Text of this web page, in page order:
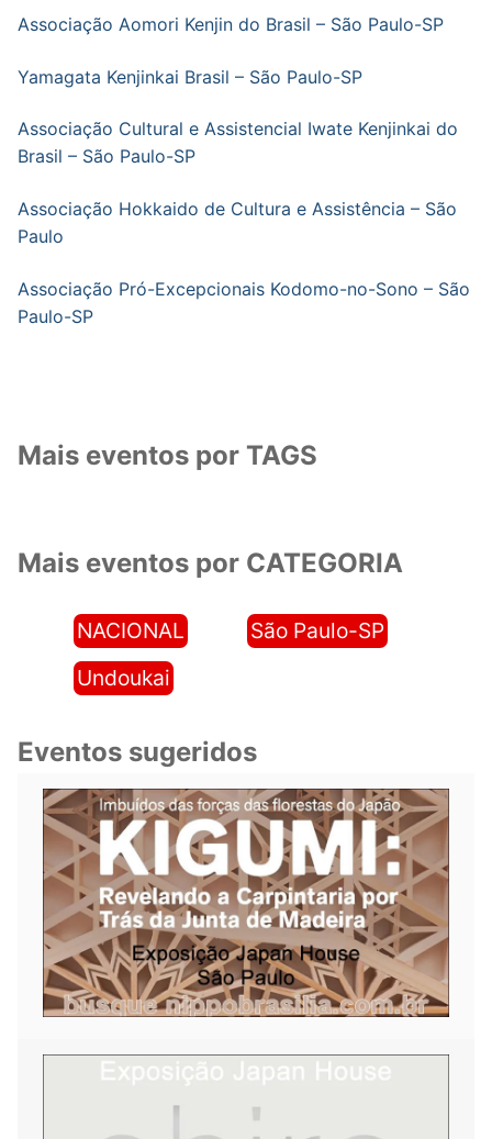
Associação Aomori Kenjin do Brasil – São Paulo-SP
Yamagata Kenjinkai Brasil – São Paulo-SP
Associação Cultural e Assistencial Iwate Kenjinkai do
Brasil – São Paulo-SP
Associação Hokkaido de Cultura e Assistência – São
Paulo
Associação Pró-Excepcionais Kodomo-no-Sono – São
Paulo-SP
Mais eventos por TAGS
Mais eventos por CATEGORIA
NACIONAL
São Paulo-SP
Undoukai
Eventos sugeridos